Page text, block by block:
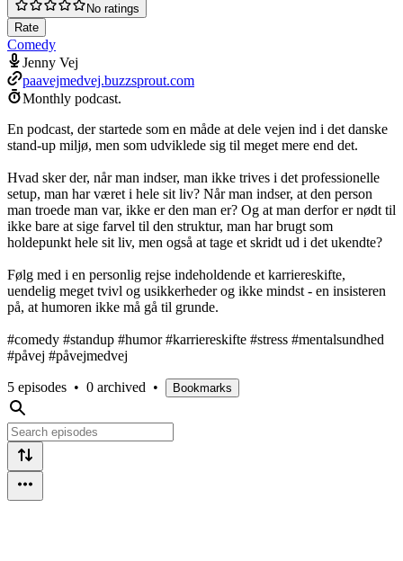
No ratings
Rate
Comedy
Jenny Vej
paavejmedvej.buzzsprout.com
Monthly podcast.
En podcast, der startede som en måde at dele vejen ind i det danske
stand-up miljø, men som udviklede sig til meget mere end det.
Hvad sker der, når man indser, man ikke trives i det professionelle
setup, man har været i hele sit liv? Når man indser, at den person
man troede man var, ikke er den man er? Og at man derfor er nødt til
ikke bare at sige farvel til den struktur, man har brugt som
holdepunkt hele sit liv, men også at tage et skridt ud i det ukendte?
Følg med i en personlig rejse indeholdende et karriereskifte,
uendelig meget tvivl og usikkerheder og ikke mindst - en insisteren
på, at humoren ikke må gå til grunde.
#comedy #standup #humor #karriereskifte #stress #mentalsundhed
#påvej #påvejmedvej
5 episodes • 0 archived • Bookmarks